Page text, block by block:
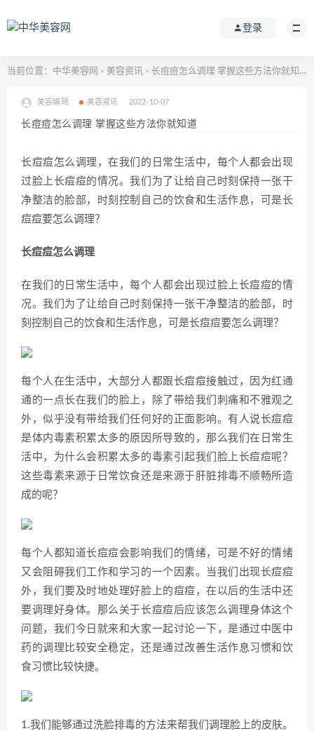
登录
当前位置： 中华美容网 > 美容资讯 > 长痘痘怎么调理 掌握这些方法你就知道
美容编辑 美容资讯 2022-10-07
长痘痘怎么调理 掌握这些方法你就知道
长痘痘怎么调理，在我们的日常生活中，每个人都会出现
过脸上长痘痘的情况。我们为了让给自己时刻保持一张干
净整洁的脸部，时刻控制自己的饮食和生活作息，可是长
痘痘要怎么调理？
长痘痘怎么调理
在我们的日常生活中，每个人都会出现过脸上长痘痘的情
况。我们为了让给自己时刻保持一张干净整洁的脸部，时
刻控制自己的饮食和生活作息，可是长痘痘要怎么调理？
每个人在生活中，大部分人都跟长痘痘接触过，因为红通
通的一点长在我们的脸上，除了带给我们刺痛和不雅观之
外，似乎没有带给我们任何好的正面影响。有人说长痘痘
是体内毒素积累太多的原因所导致的，那么我们在日常生
活中，为什么会积累太多的毒素引起我们脸上长痘痘呢？
这些毒素来源于日常饮食还是来源于肝脏排毒不顺畅所造
成的呢？
每个人都知道长痘痘会影响我们的情绪，可是不好的情绪
又会阻碍我们工作和学习的一个因素。当我们出现长痘痘
外，我们要及时地处理好脸上的痘痘，在以后的生活中还
要调理好身体。那么关于长痘痘后应该怎么调理身体这个
问题，我们今日就来和大家一起讨论一下，是通过中医中
药的调理比较安全稳定，还是通过改善生活作息习惯和饮
食习惯比较快捷。
1.我们能够通过洗脸排毒的方法来帮我们调理脸上的皮肤。